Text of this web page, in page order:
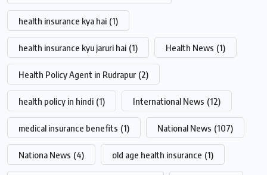
health insurance kya hai (1)
health insurance kyu jaruri hai (1) Health News (1)
Health Policy Agent in Rudrapur (2)
health policy in hindi (1) International News (12)
medical insurance benefits (1) National News (107)
Nationa News (4) old age health insurance (1)